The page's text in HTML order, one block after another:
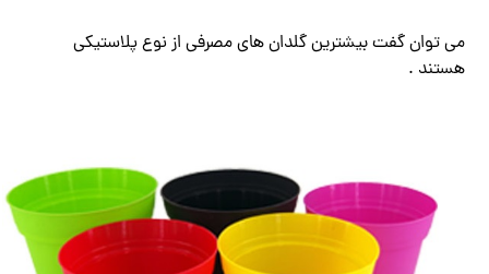
می توان گفت بیشترین گلدان های مصرفی از نوع پلاستیکی
هستند .